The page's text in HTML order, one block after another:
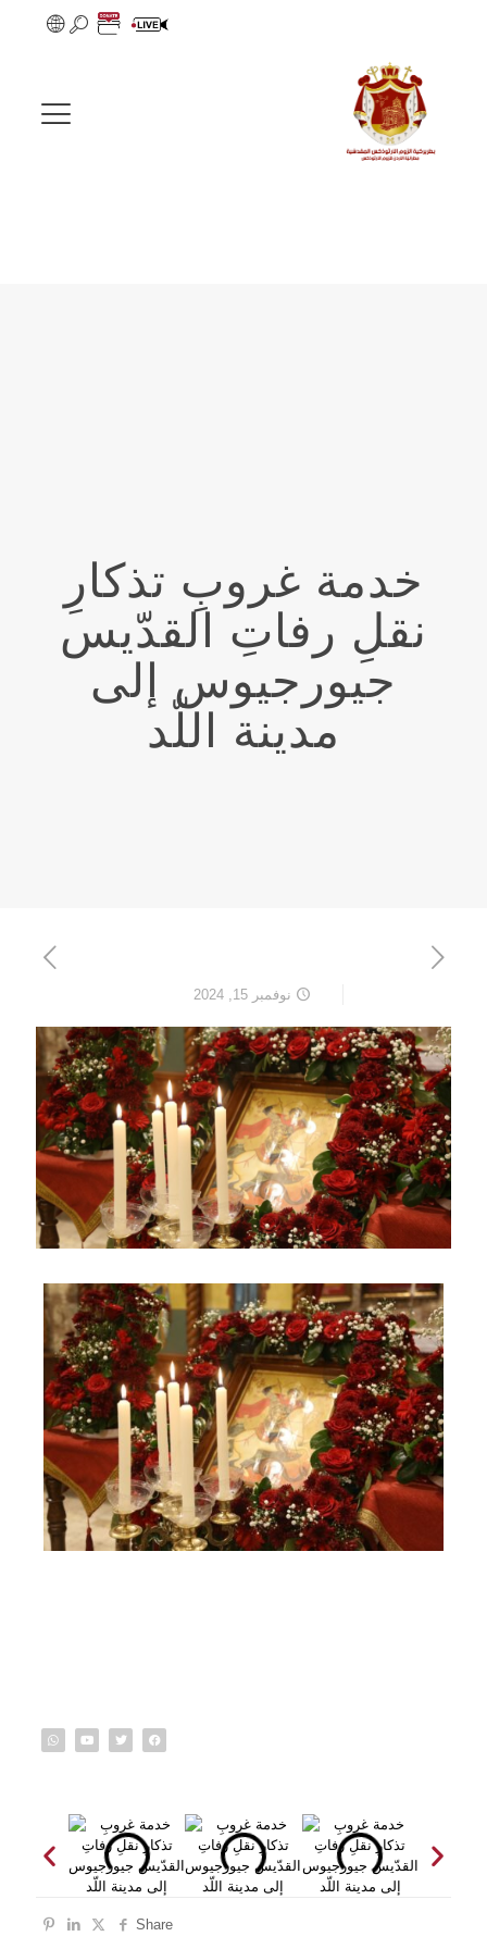
خدمة غروبِ تذكارِ
نقلِ رفاتِ القدّيس
جيورجيوس إلى
مدينة اللّد
نوفمبر 15, 2024
Share